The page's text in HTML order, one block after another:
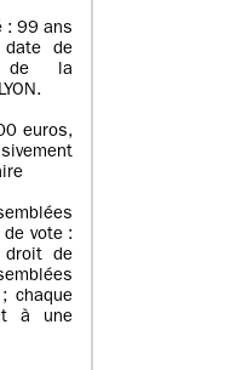
: 99 ans
de
de la
euros,
vote :
de
chaque
à une